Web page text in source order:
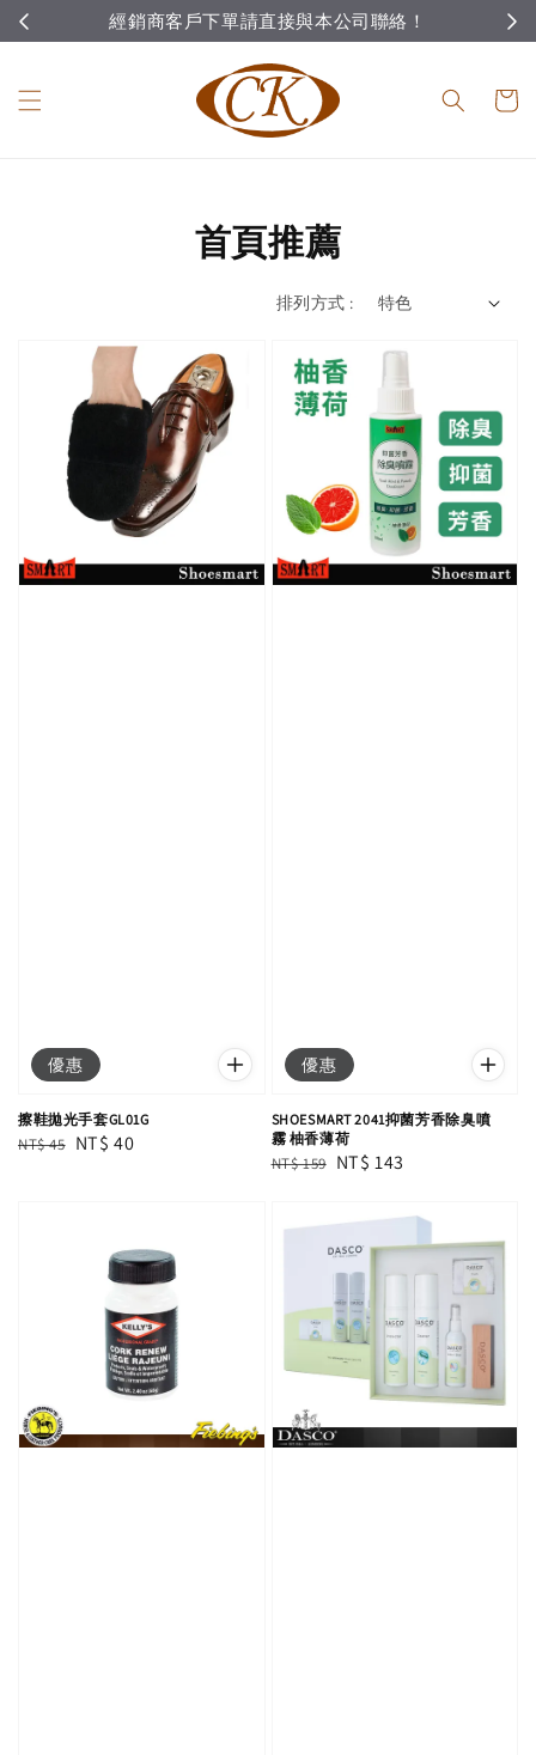
經銷商客戶下單請直接與本公司聯絡！
首頁推薦
排列方式 :
優惠
擦鞋拋光手套GL01G
Regular
NT$ 45 Sale
NT$ 40
優惠
SHOESMART 2041抑菌芳香除臭噴
霧 柚香薄荷
Regular
NT$ 159 Sale
NT$ 143